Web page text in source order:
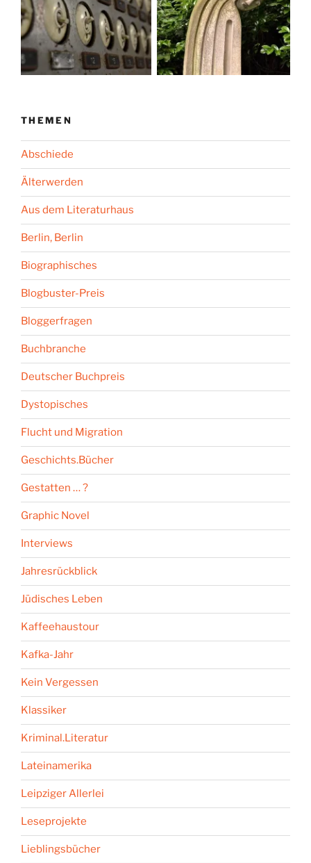
THEMEN
Abschiede
Älterwerden
Aus dem Literaturhaus
Berlin, Berlin
Biographisches
Blogbuster-Preis
Bloggerfragen
Buchbranche
Deutscher Buchpreis
Dystopisches
Flucht und Migration
Geschichts.Bücher
Gestatten … ?
Graphic Novel
Interviews
Jahresrückblick
Jüdisches Leben
Kaffeehaustour
Kafka-Jahr
Kein Vergessen
Klassiker
Kriminal.Literatur
Lateinamerika
Leipziger Allerlei
Leseprojekte
Lieblingsbücher